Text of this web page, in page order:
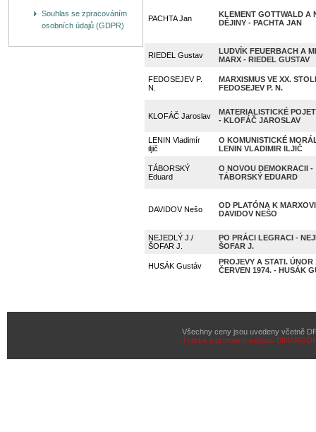
PACHTA Jan
KLEMENT GOTTWALD A
DĚJINY - PACHTA JAN
RIEDEL Gustav
LUDVÍK FEUERBACH A
MARX - RIEDEL GUSTAV
FEDOSEJEV P.
N.
MARXISMUS VE XX.
FEDOSEJEV P. N.
KLOFÁČ Jaroslav
MATERIALISTICKÉ
- KLOFÁČ JAROSLAV
LENIN Vladimír
iljič
O KOMUNISTICKÉ
LENIN VLADIMIR ILJIČ
TÁBORSKÝ
Eduard
O NOVOU DEMOKRACII -
TÁBORSKÝ EDUARD
DAVIDOV Nešo
OD PLATÓNA K
DAVIDOV NEŠO
NEJEDLÝ J./
ŠOFAR J.
PO PRÁCI LEGRACI -
ŠOFAR J.
HUSÁK Gustáv
PROJEVY A STATI. ÚNOR
ČERVEN 1974. - HUSÁK
Souhlas se zpracováním
osobních údajů (GDPR)
Všechny ceny jsou uvedeny včetně
Tvorba a pronájem eshopů